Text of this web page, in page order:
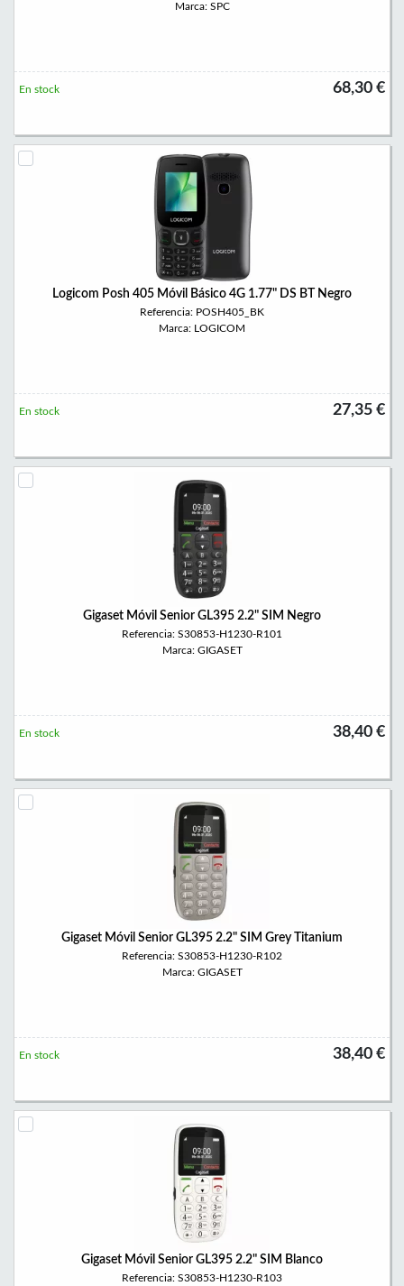
Marca: SPC
68,30 €
En stock
Logicom Posh 405 Móvil Básico 4G 1.77" DS BT Negro
Referencia: POSH405_BK
Marca: LOGICOM
27,35 €
En stock
Gigaset Móvil Senior GL395 2.2" SIM Negro
Referencia: S30853-H1230-R101
Marca: GIGASET
38,40 €
En stock
Gigaset Móvil Senior GL395 2.2" SIM Grey Titanium
Referencia: S30853-H1230-R102
Marca: GIGASET
38,40 €
En stock
Gigaset Móvil Senior GL395 2.2" SIM Blanco
Referencia: S30853-H1230-R103